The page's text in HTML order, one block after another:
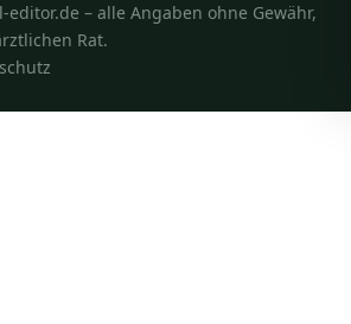
– alle Angaben ohne Gewähr,
Rat.